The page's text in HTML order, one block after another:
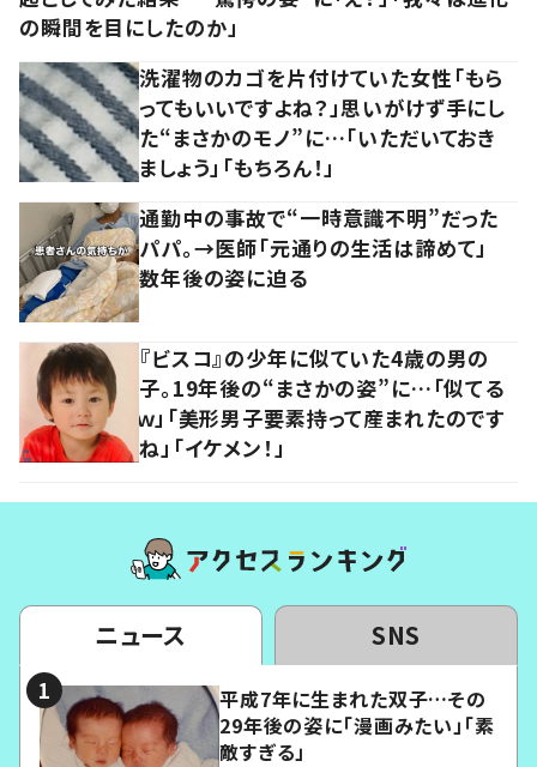
の瞬間を目にしたのか」
洗濯物のカゴを片付けていた女性「もら
ってもいいですよね？」思いがけず手にし
た“まさかのモノ”に…「いただいておき
ましょう」「もちろん！」
通勤中の事故で“一時意識不明”だった
パパ。→医師「元通りの生活は諦めて」
数年後の姿に迫る
『ビスコ』の少年に似ていた4歳の男の
子。19年後の“まさかの姿”に…「似てる
ｗ」「美形男子要素持って産まれたのです
ね」「イケメン！」
ニュース SNS
平成7年に生まれた双子…その
29年後の姿に「漫画みたい」「素
敵すぎる」